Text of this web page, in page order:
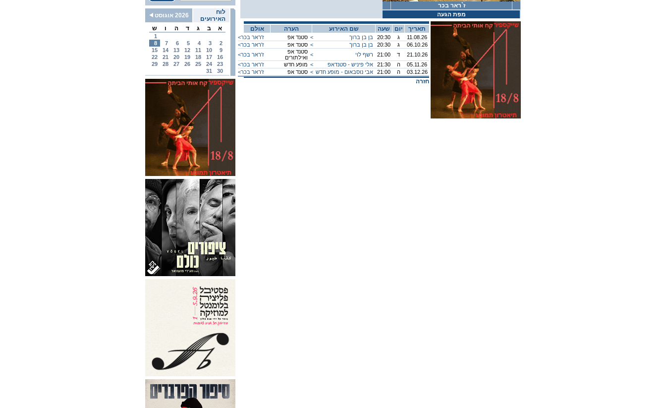
לוח
האירועים
2026 אוגוסט
א
ב ג ד ה ו ש
1
2
3
4
5
6
7
8
9
10
11
12
13
14
15
16
17
18
19
20
21
22
23
24
25
26
27
28
29
30
31
ז`ראר בכר
מפת הגעה
אולם הערה שם האירוע שעה יום תאריך
<ז'ראר בכר סטנד אפ < בן בן ברוך 20:30 ג
11.08.26
<ז'ראר בכר סטנד אפ < בן בן ברוך 20:30 ג
06.10.26
<ז'ראר בכר
סטנד אפ
ואילתורים < רשף לוי 21:00 ד
21.10.26
<ז'ראר בכר מופע חדש < אלי פיניש - סטנדאפ 21:30 ה
05.11.26
<ז'ראר בכר סטנד אפ < אבי נוסבאום - מופע חדש 21:00 ה 03.12.26
חזרה